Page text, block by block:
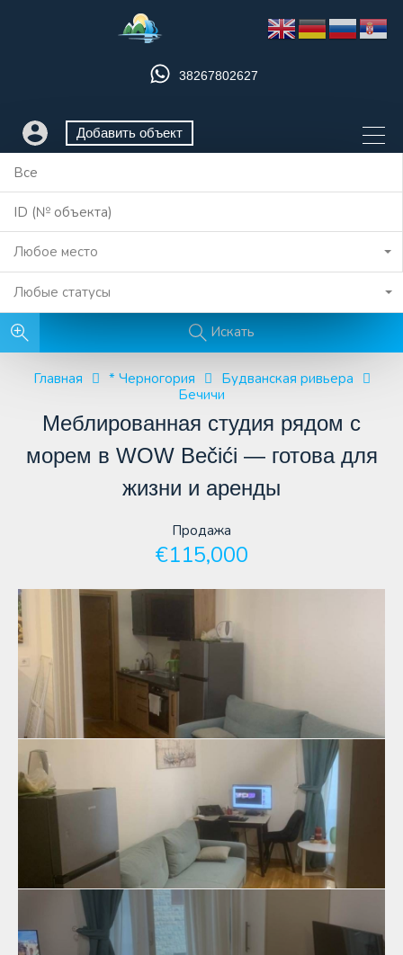
38267802627
Добавить объект
Любое место
Любые статусы
Искать
Главная * Черногория
Будванская ривьера
Бечичи
Меблированная студия рядом с
морем в WOW Bečići — готова для
жизни и аренды
Продажа
€115,000